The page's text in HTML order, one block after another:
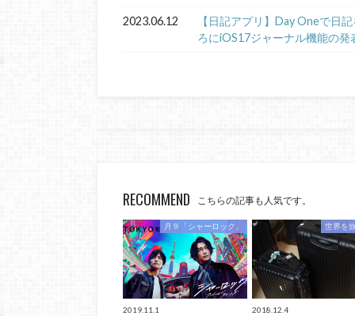
2023.06.12
【日記アプリ】Day Oneで日
ろにiOS17ジャーナル機能の発
RECOMMEND こちらの記事も人気です。
月９「シャーロック」
2019.11.1
世界を
2018.12.4